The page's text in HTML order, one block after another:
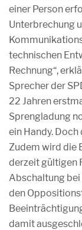
einer Person
Unterbrechung
technischen
Rechnung“,
Sprecher der
22 Jahren
Sprengladung
ein Handy. Doch
Zudem wird die
derzeit gültigen
Abschaltung
den
damit